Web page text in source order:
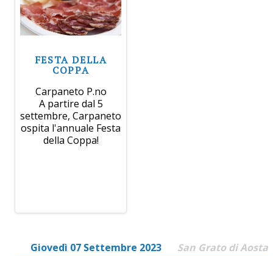
FESTA DELLA
COPPA
Carpaneto P.no
A partire dal 5
settembre, Carpaneto
ospita l'annuale Festa
della Coppa!
Giovedì 07 Settembre 2023 San Grato di Aosta